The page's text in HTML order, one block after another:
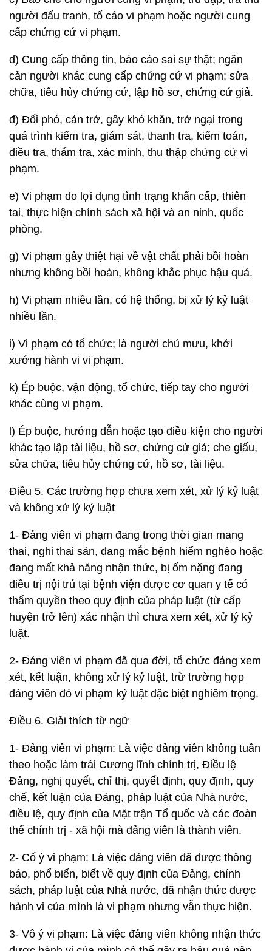
người đấu tranh, tố cáo vi phạm hoặc người cung
cấp chứng cứ vi phạm.
d) Cung cấp thông tin, báo cáo sai sự thật; ngăn
cản người khác cung cấp chứng cứ vi phạm; sửa
chữa, tiêu hủy chứng cứ, lập hồ sơ, chứng cứ giả.
đ) Đối phó, cản trở, gây khó khăn, trở ngại trong
quá trình kiểm tra, giám sát, thanh tra, kiểm toán,
điều tra, thẩm tra, xác minh, thu thập chứng cứ vi
phạm.
e) Vi phạm do lợi dụng tình trạng khẩn cấp, thiên
tai, thực hiện chính sách xã hội và an ninh, quốc
phòng.
g) Vi phạm gây thiệt hại về vật chất phải bồi hoàn
nhưng không bồi hoàn, không khắc phục hậu quả.
h) Vi phạm nhiều lần, có hệ thống, bị xử lý kỷ luật
nhiều lần.
i) Vi phạm có tổ chức; là người chủ mưu, khởi
xướng hành vi vi phạm.
k) Ép buộc, vận động, tổ chức, tiếp tay cho người
khác cùng vi phạm.
l) Ép buộc, hướng dẫn hoặc tạo điều kiện cho người
khác tạo lập tài liệu, hồ sơ, chứng cứ giả; che giấu,
sửa chữa, tiêu hủy chứng cứ, hồ sơ, tài liệu.
Điều 5. Các trường hợp chưa xem xét, xử lý kỷ luật
và không xử lý kỷ luật
1- Đảng viên vi phạm đang trong thời gian mang
thai, nghỉ thai sản, đang mắc bệnh hiểm nghèo hoặc
đang mất khả năng nhận thức, bị ốm nặng đang
điều trị nội trú tại bệnh viện được cơ quan y tế có
thẩm quyền theo quy định của pháp luật (từ cấp
huyện trở lên) xác nhận thì chưa xem xét, xử lý kỷ
luật.
2- Đảng viên vi phạm đã qua đời, tổ chức đảng xem
xét, kết luận, không xử lý kỷ luật, trừ trường hợp
đảng viên đó vi phạm kỷ luật đặc biệt nghiêm trọng.
Điều 6. Giải thích từ ngữ
1- Đảng viên vi phạm: Là việc đảng viên không tuân
theo hoặc làm trái Cương lĩnh chính trị, Điều lệ
Đảng, nghị quyết, chỉ thị, quyết định, quy định, quy
chế, kết luận của Đảng, pháp luật của Nhà nước,
điều lệ, quy định của Mặt trận Tổ quốc và các đoàn
thể chính trị - xã hội mà đảng viên là thành viên.
2- Cố ý vi phạm: Là việc đảng viên đã được thông
báo, phổ biến, biết về quy định của Đảng, chính
sách, pháp luật của Nhà nước, đã nhận thức được
hành vi của mình là vi phạm nhưng vẫn thực hiện.
3- Vô ý vi phạm: Là việc đảng viên không nhận thức